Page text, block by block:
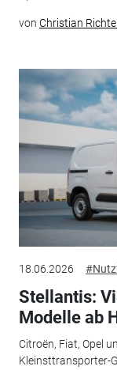
von Christian
18.06.2026
Stellantis:
Modelle ab
Citroën, Fiat, Opel
Kleinsttransporter-